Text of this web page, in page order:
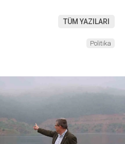
TÜM YAZILARI
Politika